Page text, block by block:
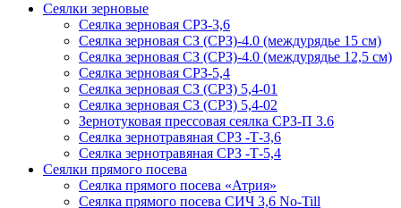
Сеялки зерновые
Сеялка зерновая СРЗ-3,6
Сеялка зерновая СЗ (СРЗ)-4.0 (междурядье 15 см)
Сеялка зерновая СЗ (СРЗ)-4.0 (междурядье 12,5 см)
Сеялка зерновая СРЗ-5,4
Сеялка зерновая СЗ (СРЗ) 5,4-01
Сеялка зерновая СЗ (СРЗ) 5,4-02
Зернотуковая прессовая сеялка СРЗ-П 3.6
Сеялка зернотравяная СРЗ -Т-3,6
Сеялка зернотравяная СРЗ -Т-5,4
Сеялки прямого посева
Сеялка прямого посева «Атрия»
Сеялка прямого посева СИЧ 3,6 No-Till